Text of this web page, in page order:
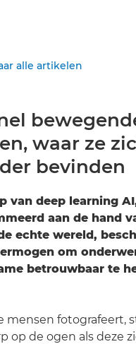
alle artikelen
waar ze
bevinden
van deep learning
aan de hand
echte wereld,
om
betrouwbaar te
mensen fotografeert,
op de ogen als deze